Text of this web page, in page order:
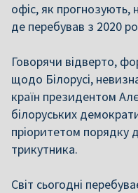
офіс, як прогнозують,
де перебував з 2020
Говорячи відверто,
щодо Білорусі,
країн президентом
білоруських
пріоритетом порядку
трикутника.
Світ сьогодні